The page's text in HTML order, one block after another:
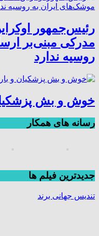
رئیس‌جمهور
مدرکی مبنی‌بر
روسیه ندارد
خوش و بش
رسانه های همکار
جديدترين فیلم ها
تندیس جهانی برند